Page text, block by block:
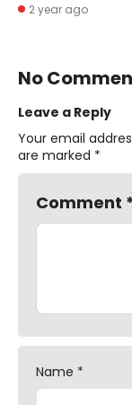
2 year ago
No
Leave a Reply
Your email
are marked *
Comment *
Name *